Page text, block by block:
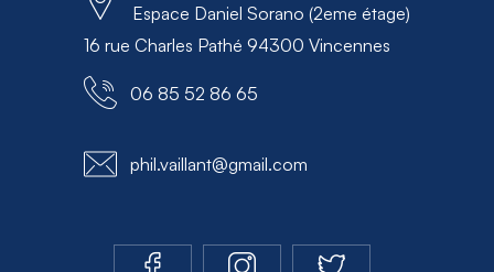
Espace Daniel Sorano (2eme étage)
16 rue Charles Pathé 94300 Vincennes
06 85 52 86 65
phil.vaillant@gmail.com